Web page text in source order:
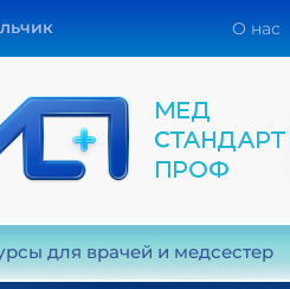
О нас
для врачей и медсестер